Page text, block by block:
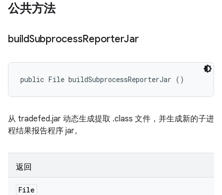
公共方法
buildSubprocessReporterJar
public File buildSubprocessReporterJar ()
从 tradefed.jar 动态生成提取 .class 文件，并生成新的子进
程结果报告程序 jar。
返回
File